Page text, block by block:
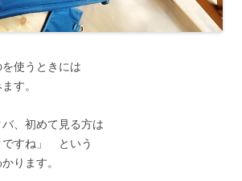
使うときには
す。
、初めて見る方は
ですね」 という
ります。